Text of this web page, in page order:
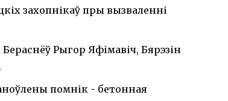
захопнікаў пры вызваленні
Рыгор Яфімавіч, Бярэзін
помнік - бетонная